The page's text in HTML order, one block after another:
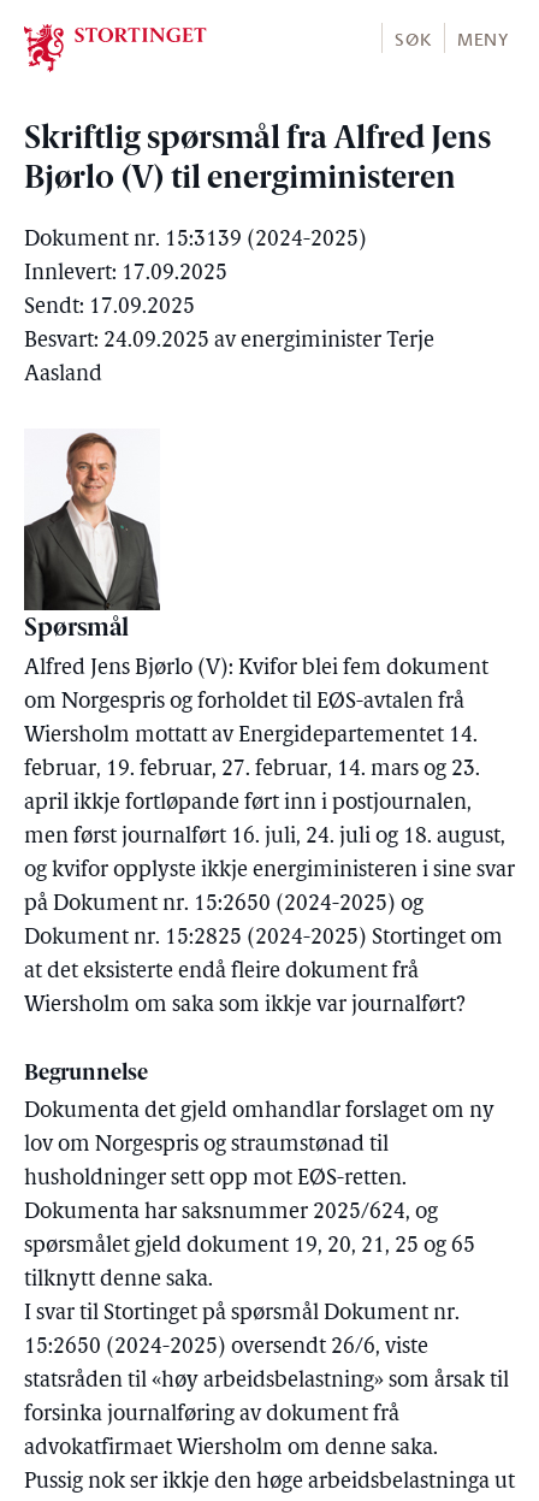
Stortinget.no
SØK MENY
Skriftlig spørsmål fra Alfred Jens
Bjørlo (V) til energiministeren
Dokument nr. 15:3139 (2024-2025)
Innlevert: 17.09.2025
Sendt: 17.09.2025
Besvart: 24.09.2025 av energiminister Terje
Aasland
Spørsmål
Alfred Jens Bjørlo (V): Kvifor blei fem dokument
om Norgespris og forholdet til EØS-avtalen frå
Wiersholm mottatt av Energidepartementet 14.
februar, 19. februar, 27. februar, 14. mars og 23.
april ikkje fortløpande ført inn i postjournalen,
men først journalført 16. juli, 24. juli og 18. august,
og kvifor opplyste ikkje energiministeren i sine svar
på Dokument nr. 15:2650 (2024-2025) og
Dokument nr. 15:2825 (2024-2025) Stortinget om
at det eksisterte endå fleire dokument frå
Wiersholm om saka som ikkje var journalført?
Begrunnelse
Dokumenta det gjeld omhandlar forslaget om ny
lov om Norgespris og straumstønad til
husholdninger sett opp mot EØS-retten.
Dokumenta har saksnummer 2025/624, og
spørsmålet gjeld dokument 19, 20, 21, 25 og 65
tilknytt denne saka.
I svar til Stortinget på spørsmål Dokument nr.
15:2650 (2024-2025) oversendt 26/6, viste
statsråden til «høy arbeidsbelastning» som årsak til
forsinka journalføring av dokument frå
advokatfirmaet Wiersholm om denne saka.
Pussig nok ser ikkje den høge arbeidsbelastninga ut